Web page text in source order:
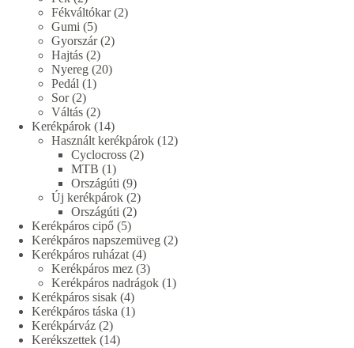
termék
Fékváltókar 22
Gumi 55
termék
Gyorszár 22
Hajtás 22
termék
Nyereg 2020
Pedál 11
Sor 22
termék
Váltás 22
termék
Kerékpárok 1414
termék
Használt kerékpárok 1212
Cyclocross 22
MTB 11
termék
Országúti 99
termék
Új kerékpárok 22
termék
Országúti 22
Kerékpáros cipő 55
termék
Kerékpáros napszemüveg 22
Kerékpáros ruházat 44
termék
Kerékpáros mez 33
termék
Kerékpáros nadrágok 11
Kerékpáros sisak 44
termék
Kerékpáros táska 11
Kerékpárváz 22
termék
Kerékszettek 1414